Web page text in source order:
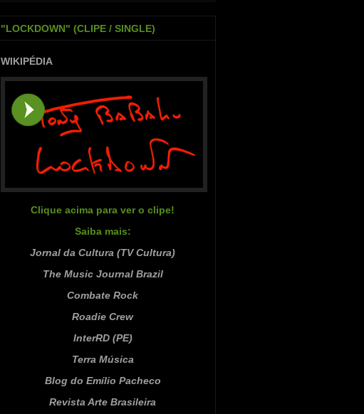
"LOCKDOWN" (CLIPE / SINGLE)
WIKIPÉDIA
Clique acima para ver o clipe!
Saiba mais:
Jornal da Cultura (TV Cultura)
The Music Journal Brazil
Combate Rock
Roadie Crew
InterRD (PE)
Terra Música
Blog do Emílio Pacheco
Revista Arte Brasileira